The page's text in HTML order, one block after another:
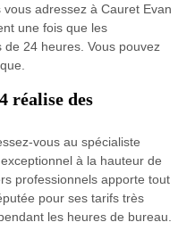
adressez à Cauret Evan
une fois que les
24 heures. Vous pouvez
réalise des
vous au spécialiste
à la hauteur de
professionnels apporte tout
pour ses tarifs très
les heures de bureau.